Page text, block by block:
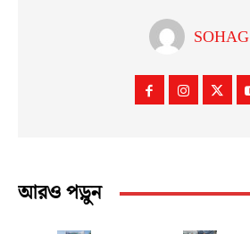
SOHAG
আরও পড়ুন